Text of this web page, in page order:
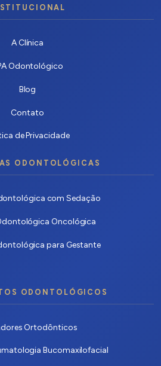
A Clínica
Odontológico
Blog
Contato
de Privacidade
ODONTOLÓGICAS
com Sedação
Oncológica
para Gestante
ODONTOLÓGICOS
Ortodônticos
Bucomaxilofacial